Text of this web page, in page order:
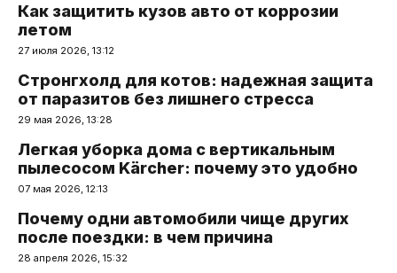
Как защитить кузов авто от коррозии
летом
27 июля 2026, 13:12
Стронгхолд для котов: надежная защита
от паразитов без лишнего стресса
29 мая 2026, 13:28
Легкая уборка дома с вертикальным
пылесосом Kärcher: почему это удобно
07 мая 2026, 12:13
Почему одни автомобили чище других
после поездки: в чем причина
28 апреля 2026, 15:32